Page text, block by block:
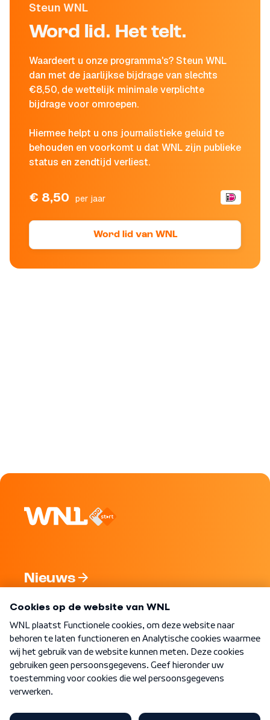
Steun WNL
Word lid. Het telt.
Waardeert u onze programma's? Steun WNL
dan met de jaarlijkse bijdrage van slechts
€8,50, de wettelijk minimale verplichte
bijdrage voor omroepen.
Hiermee helpt u ons journalistieke geluid te
behouden en voorkomt u dat WNL zijn publieke
status en zendtijd verliest.
€ 8,50 per jaar
Word lid van WNL
Nieuws
Nieuwsbrief
Word Lid